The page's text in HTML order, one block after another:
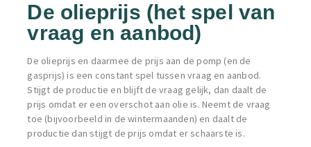
De olieprijs (het spel van
vraag en aanbod)
De olieprijs en daarmee de prijs aan de pomp (en de
gasprijs) is een constant spel tussen vraag en aanbod.
Stijgt de productie en blijft de vraag gelijk, dan daalt de
prijs omdat er een overschot aan olie is. Neemt de vraag
toe (bijvoorbeeld in de wintermaanden) en daalt de
productie dan stijgt de prijs omdat er schaarste is.